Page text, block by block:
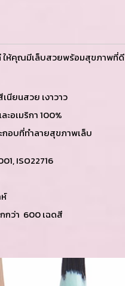
ให้คุณมีเล็บสวยพร้อมสุขภาพที่ดี
นียนสวย เงาวาว
อเมริกา 100%
กอบที่ทำลายสุขภาพเล็บ
ISO22716
กว่า 600 เฉดสี